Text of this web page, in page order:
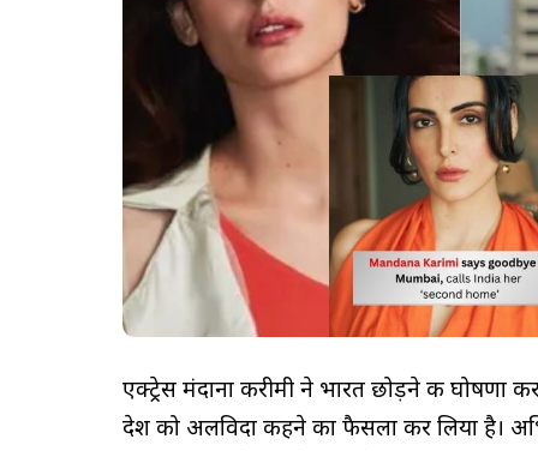
एक्ट्रेस मंदाना करीमी ने भारत छोड़ने की घोषणा
देश को अलविदा कहने का फैसला कर लिया है।